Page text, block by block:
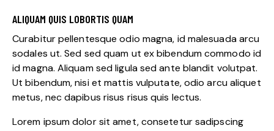
ALIQUAM QUIS LOBORTIS QUAM
Curabitur pellentesque odio magna, id malesuada arcu
sodales ut. Sed sed quam ut ex bibendum commodo id
id magna. Aliquam sed ligula sed ante blandit volutpat.
Ut bibendum, nisi et mattis vulputate, odio arcu aliquet
metus, nec dapibus risus risus quis lectus.
Lorem ipsum dolor sit amet, consetetur sadipscing